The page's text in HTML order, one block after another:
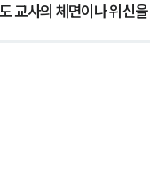
교사의 체면이나 위신